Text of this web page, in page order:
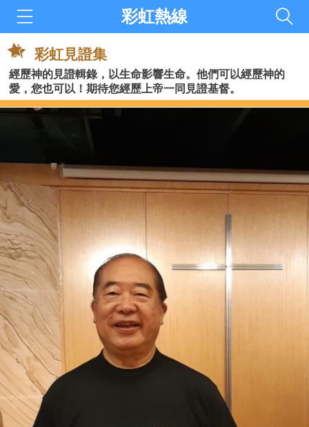
彩虹熱線
彩虹見證集
經歷神的見證輯錄，以生命影響生命。他們可以經歷神的
愛，您也可以！期待您經歷上帝一同見證基督。